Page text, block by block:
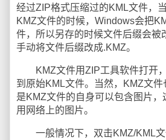
经过ZIP格式压缩过的KML文件，
KMZ文件的时候，Windows会把
件，所以另存的时候文件后缀会被
手动将文件后缀改成.KMZ。
KMZ文件用ZIP工具软件打开
到原始KML文件。当然，KMZ文
是KMZ文件的自身可以包含图片，
用网络上的图片。
一般情况下，双击KMZ/KML文